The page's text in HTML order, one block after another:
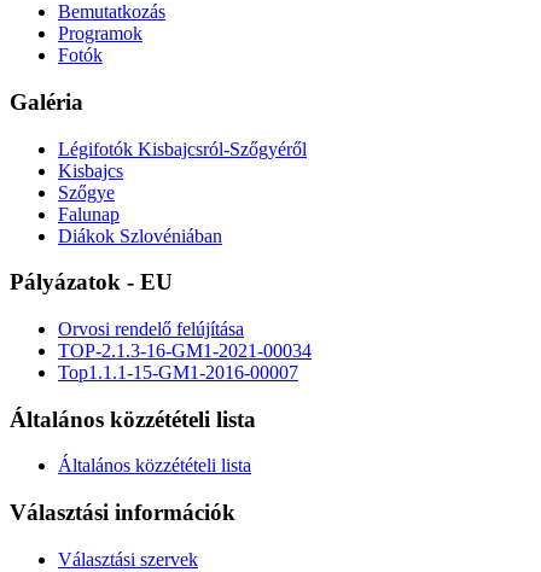
Bemutatkozás
Programok
Fotók
Galéria
Légifotók Kisbajcsról-Szőgyéről
Kisbajcs
Szőgye
Falunap
Diákok Szlovéniában
Pályázatok - EU
Orvosi rendelő felújítása
TOP-2.1.3-16-GM1-2021-00034
Top1.1.1-15-GM1-2016-00007
Általános közzétételi lista
Általános közzétételi lista
Választási információk
Választási szervek